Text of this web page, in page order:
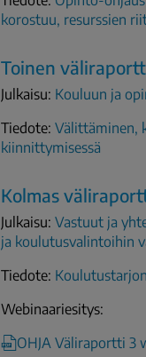
korostuu, resurssien
Toinen
Julkaisu: Kouluun ja
Tiedote: Välittäminen,
kiinnittymisessä
Kolmas
Julkaisu: Vastuut ja
ja koulutusvalintoihin
Tiedote:
Webinaariesitys:
OHJA Väliraportti 3